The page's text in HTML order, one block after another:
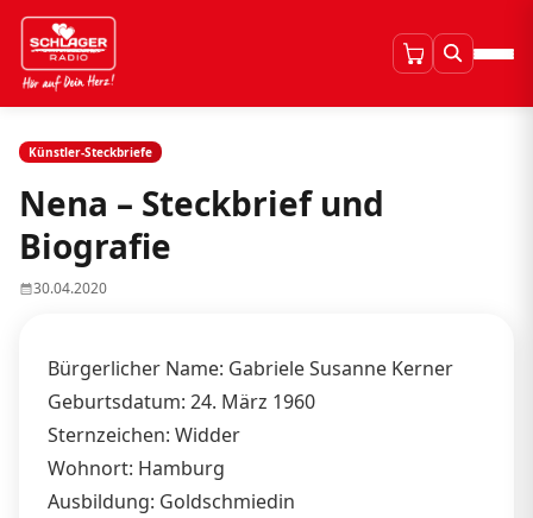
Künstler-Steckbriefe
Nena – Steckbrief und
Biografie
30.04.2020
Bürgerlicher Name: Gabriele Susanne Kerner
Geburtsdatum: 24. März 1960
Sternzeichen: Widder
Wohnort: Hamburg
Ausbildung: Goldschmiedin